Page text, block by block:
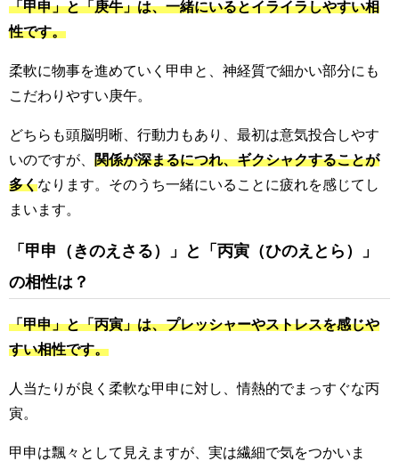
「甲申」と「庚牛」は、一緒にいるとイライラしやすい相
性です。
柔軟に物事を進めていく甲申と、神経質で細かい部分にも
こだわりやすい庚午。
どちらも頭脳明晰、行動力もあり、最初は意気投合しやす
いのですが、 関係が深まるにつれ、ギクシャクすることが
多くなります。そのうち一緒にいることに疲れを感じてし
まいます。
「甲申（きのえさる）」と「丙寅（ひのえとら）」
の相性は？
「甲申」と「丙寅」は、プレッシャーやストレスを感じや
すい相性です。
人当たりが良く柔軟な甲申に対し、情熱的でまっすぐな丙
寅。
甲申は飄々として見えますが、実は繊細で気をつかいま